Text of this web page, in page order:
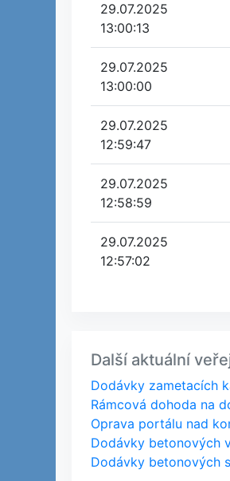
29.07.2025
13:00:13
29.07.2025
13:00:00
29.07.2025
12:59:47
29.07.2025
12:58:59
29.07.2025
12:57:02
Další aktuální
Dodávky zametacích
Rámcová dohoda na
Oprava portálu nad
Dodávky betonových
Dodávky betonových